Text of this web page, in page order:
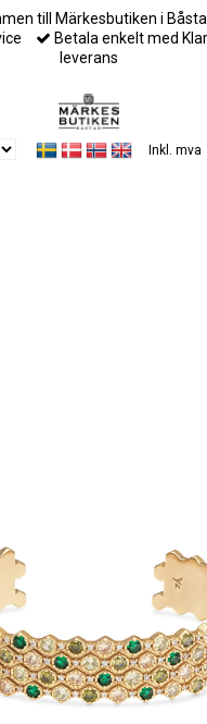
till Märkesbutiken i
Betala enkelt med
leverans
Inkl. mva